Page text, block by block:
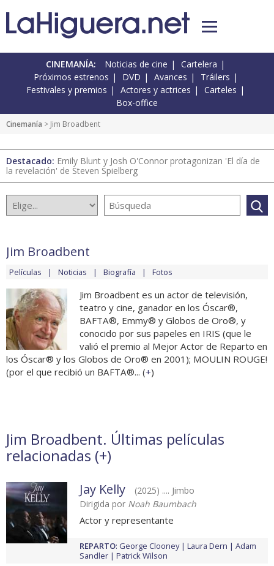
CINEMANÍA: Noticias de cine
Cartelera
Próximos estrenos
DVD Avances
Tráilers
Festivales y premios
Actores y actrices
Carteles
Box-office
Cinemanía > Jim Broadbent
Destacado: Emily Blunt y Josh O'Connor protagonizan 'El día de
la revelación' de Steven Spielberg
Jim Broadbent
Películas Noticias Biografía Fotos
Jim Broadbent es un actor de televisión,
teatro y cine, ganador en los Óscar®,
BAFTA®, Emmy® y Globos de Oro®, y
conocido por sus papeles en IRIS (que le
valió el premio al Mejor Actor de Reparto en
los Óscar® y los Globos de Oro® en 2001); MOULIN ROUGE!
(por el que recibió un BAFTA®... (+)
Jim Broadbent. Últimas películas
relacionadas (+)
Jay Kelly
(2025) .... Jimbo
Dirigida por Noah Baumbach
Actor y representante
REPARTO: George Clooney Laura Dern
Adam
Sandler
Patrick Wilson